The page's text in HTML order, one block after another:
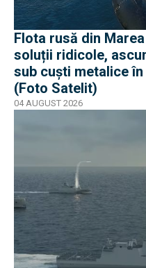
Flota rusă din
soluții ridicole,
sub cuști metalice
(Foto Satelit)
04 AUGUST 2026